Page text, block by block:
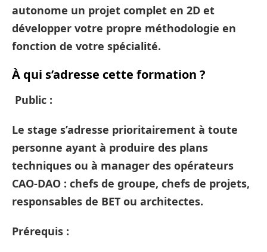
autonome un projet complet en 2D et
développer votre propre méthodologie en
fonction de votre spécialité.
À qui s’adresse cette formation ?
Public :
Le stage s’adresse prioritairement à toute
personne ayant à produire des plans
techniques ou à manager des opérateurs
CAO-DAO : chefs de groupe, chefs de projets,
responsables de BET ou architectes.
Prérequis :